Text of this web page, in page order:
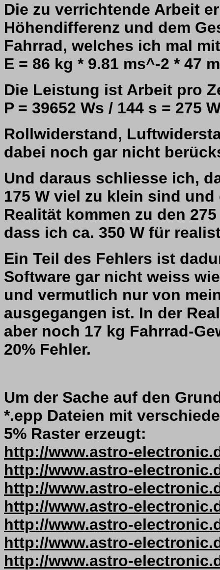
Die zu verrichtende Arbeit
Höhendifferenz und dem
Fahrrad, welches ich mal
E = 86 kg * 9.81 ms^-2 * 47
Die Leistung ist Arbeit pro
P = 39652 Ws / 144 s = 275
Rollwiderstand,
dabei noch gar nicht
Und daraus schliesse ich,
175 W viel zu klein sind
Realität kommen zu den
dass ich ca. 350 W für
Ein Teil des Fehlers ist
Software gar nicht weiss
und vermutlich nur von
ausgegangen ist. In der
aber noch 17 kg Fahrrad-
20% Fehler.
Um der Sache auf den
*.epp Dateien mit
5% Raster erzeugt:
http://www.astro-
http://www.astro-
http://www.astro-
http://www.astro-
http://www.astro-
http://www.astro-
http://www.astro-